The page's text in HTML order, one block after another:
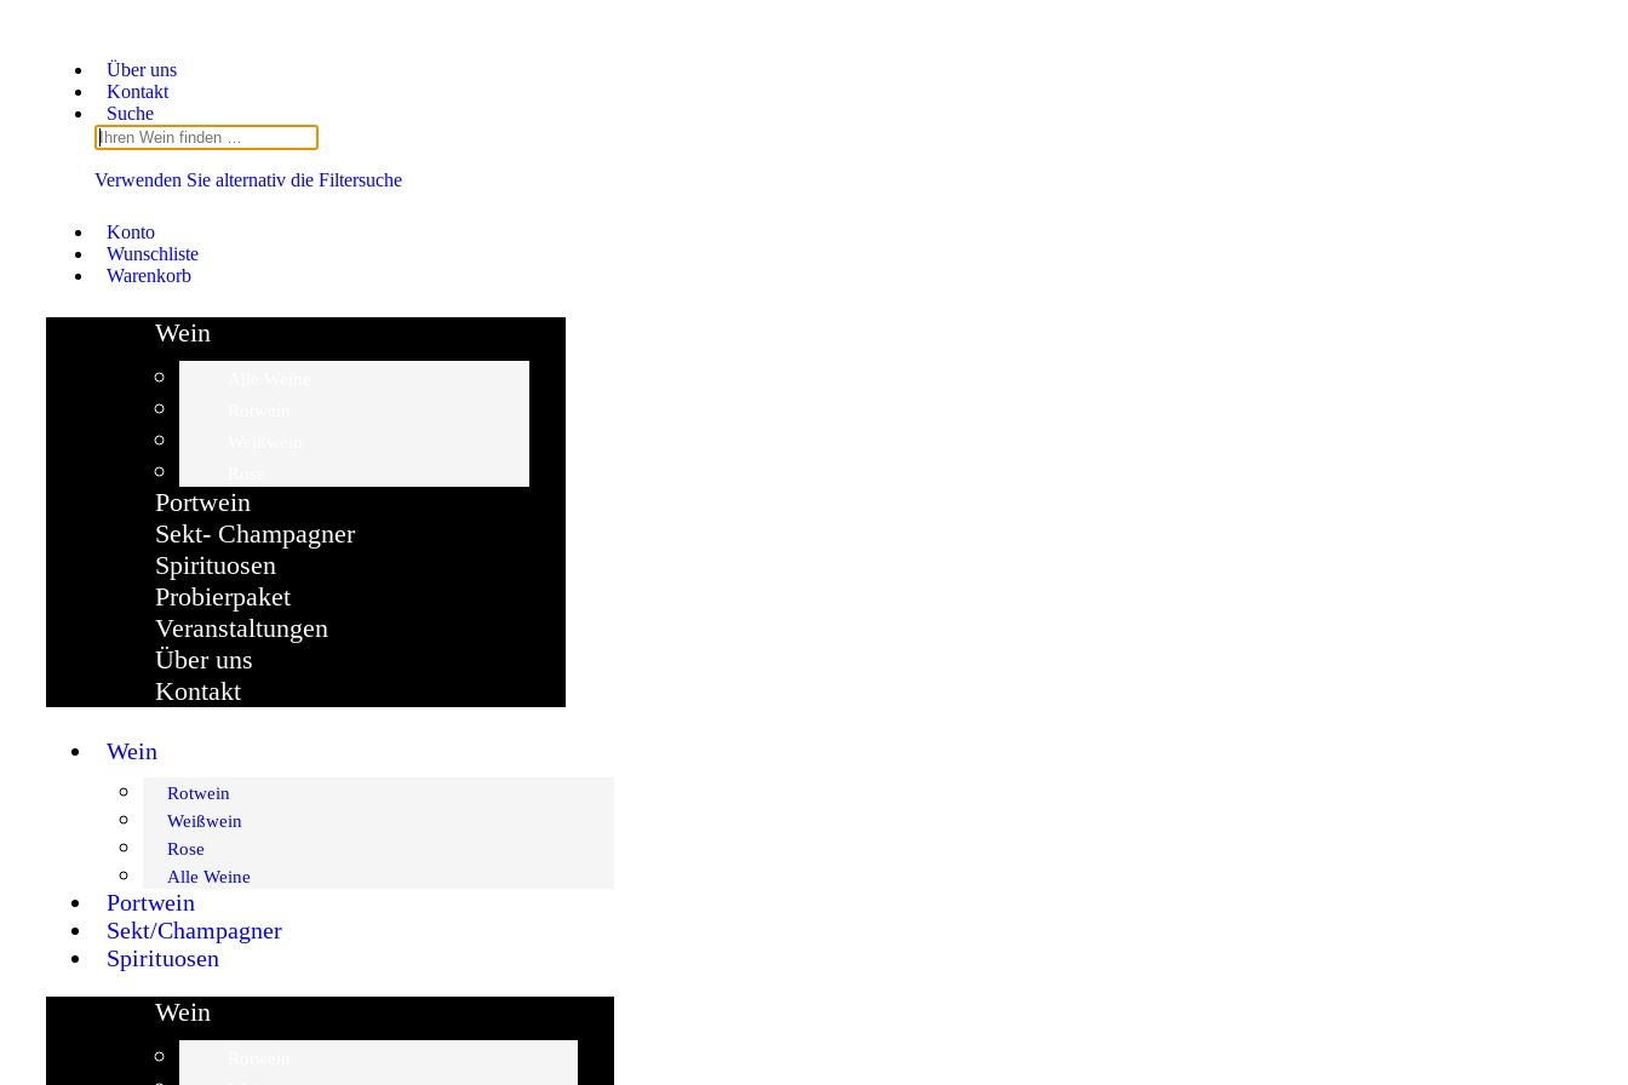
Über uns
Kontakt
Suche
Verwenden Sie alternativ die Filtersuche
Konto
Wunschliste
Warenkorb
Wein
Portwein
Sekt- Champagner
Spirituosen
Probierpaket
Veranstaltungen
Über uns
Kontakt
Wein
Rotwein
Weißwein
Rose
Alle Weine
Portwein
Sekt/Champagner
Spirituosen
Wein